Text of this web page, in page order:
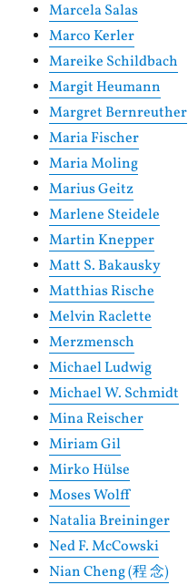
Marcela Salas
Marco Kerler
Mareike Schildbach
Margit Heumann
Margret Bernreuther
Maria Fischer
Maria Moling
Marius Geitz
Marlene Steidele
Martin Knepper
Matt S. Bakausky
Matthias Rische
Melvin Raclette
Merzmensch
Michael Ludwig
Michael W. Schmidt
Mina Reischer
Miriam Gil
Mirko Hülse
Moses Wolff
Natalia Breininger
Ned F. McCowski
Nian Cheng (程 念)